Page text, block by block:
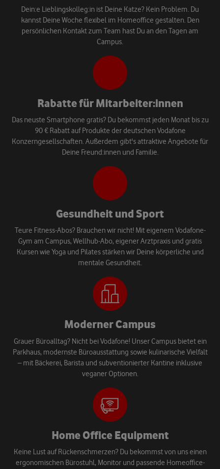
Dein:e Lieblingskolleg:in ist Deine Katze? Kein Problem. Du
kannst Deine Woche flexibel im Homeoffice gestalten. Den
persönlichen Kontakt zum Team hast Du an den Tagen am
Campus.
Rabatte für Mitarbeiter:innen
Das neuste Smartphone gratis? Du bekommst jeden Monat bis zu
90 € Rabatt auf Produkte der deutschen Vodafone
Konzerngesellschaften. Außerdem gibt's attraktive Angebote für
Deine Freund:innen und Familie.
Gesundheit und Sport
Teure Fitness-Abos? Brauchen wir nicht! Mit eigenem Vodafone-
Gym am Campus, Wellhub-Abo, eigener Arztpraxis und gratis
Kursen wie Yoga und Pilates stärken wir Deine körperliche und
mentale Gesundheit.
Moderner Campus
Grauer Büroalltag? Nicht bei Vodafone! Unser Campus bietet ein
Parkhaus, modernste Büroausstattung sowie kulinarische Vielfalt
– mit Bäckerei, Barista und subventionierter Kantine inklusive
veganer Optionen.
Home Office Equipment
Keine Lust auf Rückenschmerzen? Du bekommst von uns einen
ergonomischen Bürostuhl, Monitor und passende Homeoffice-